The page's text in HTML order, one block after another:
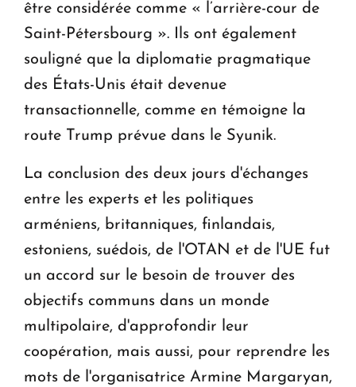
être considérée comme « l’arrière-cour de
Saint-Pétersbourg ». Ils ont également
souligné que la diplomatie pragmatique
des États-Unis était devenue
transactionnelle, comme en témoigne la
route Trump prévue dans le Syunik.
La conclusion des deux jours d'échanges
entre les experts et les politiques
arméniens, britanniques, finlandais,
estoniens, suédois, de l'OTAN et de l'UE fut
un accord sur le besoin de trouver des
objectifs communs dans un monde
multipolaire, d'approfondir leur
coopération, mais aussi, pour reprendre les
mots de l'organisatrice Armine Margaryan,